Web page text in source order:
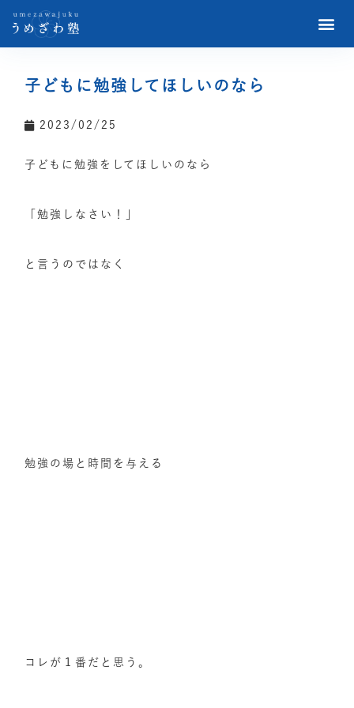
子どもに勉強してほしいのなら
2023/02/25
子どもに勉強をしてほしいのなら
「勉強しなさい！」
と言うのではなく
勉強の場と時間を与える
コレが１番だと思う。